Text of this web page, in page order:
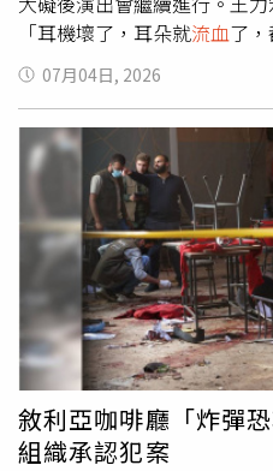
「耳機壞了，耳朵就流血了
他還自嘲說：「這樣子有點
吧？可以吧，就是這個態度
爬。」對於此次意外，王力
心，他開場跌倒了第一時間
個小時的演出，期間自嘲自
爬起來，並且是馬上要爬起
共鳴跟鼓勵。」經紀人也說
處理，等演出結束會帶他去
對演出舞台的各個環節，做
的關心。」
07月04日, 2026
敘利亞咖啡廳「炸彈
組織承認犯案